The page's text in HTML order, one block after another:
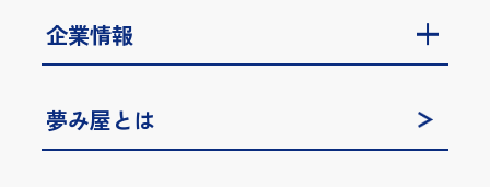
企業情報
夢み屋とは